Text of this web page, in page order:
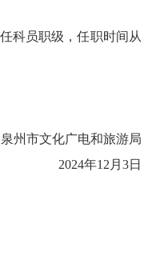
科员职级，任职时间从
泉州市文化广电和旅游局
2024年12月3日